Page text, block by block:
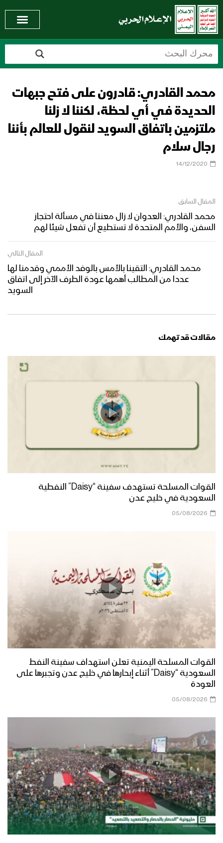
محمد القادري: قادرون على فتح جبهات
الحديدة في أي لحظة، لكننا لا زلنا
ملتزمين باتفاق السويد لنقول للعالم بأننا
رجال سلام
14/12/2020
المقال السابق
محمد القادري: العدوان لا زال معنتا في مسألة احتجاز
السفن، والأمم المتحدة لا تستطيع أن تفعل شيئا لهم
المقال التالي
محمد القادري: التقينا بالأمس بالوفد الأممي وقدمنا لها
عددا من المطالب أهمها عودة الطرف الآخر إلى اتفاق
السويد
مقالات قد تهمك
القوات المسلحة تستهدف سفينة “Daisy” النفطية
السعودية في خليج عدن
05/08/2026
القوات المسلحة اليمنية تعلن استهداف سفينة النفط
السعودية “Daisy” أثناء إبحارها في خليج عدن وتجبرها على
العودة
05/08/2026